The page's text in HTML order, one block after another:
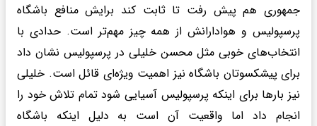
جمهوری هم پیش رفت تا ثابت کند برایش منافع باشگاه
پرسپولیس و هوادارانش از همه چیز مهم‌تر است. حدادی با
انتخاب‌های خوبی مثل محسن خلیلی در پرسپولیس نشان داد
برای پیشکسوتان باشگاه نیز اهمیت ویژه‌ای قائل است. خلیلی
نیز بارها برای اینکه پرسپولیس آسیایی شود تمام تلاش خود را
انجام داد اما واقعیت آن است به دلیل اینکه باشگاه